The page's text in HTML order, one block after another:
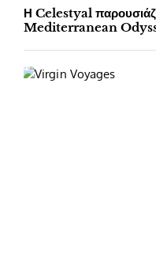
Η Celestyal
Mediterranean